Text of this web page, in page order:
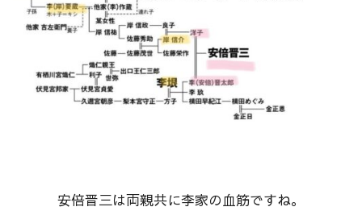
安倍晋三は両親共に李家の血筋ですね。